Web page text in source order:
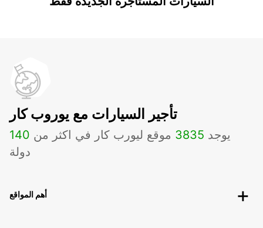
تأجير السيارات مع يوروب كار
يوجد 3835 موقع ليورب كار في اكثر من 140
دولة
أهم المواقع